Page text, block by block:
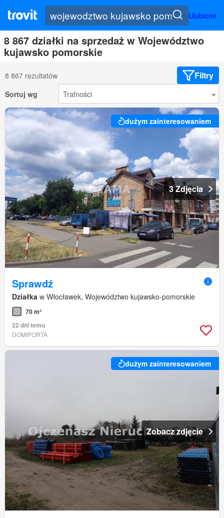
Ulubione
8 867 działki na sprzedaż w Województwo
kujawsko pomorskie
8 867 rezultatów Filtry
Sortuj wg
dużym zainteresowaniem
3 Zdjęcia
Sprawdź
Działka w Włocławek, Województwo kujawsko-pomorskie
70 m²
22 dni temu
DOMIPORTA
dużym zainteresowaniem
Zobacz zdjęcie